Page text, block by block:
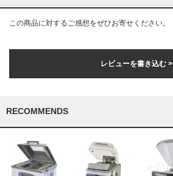
この商品に対するご感想をぜひお寄せください。
レビューを書き込む >
RECOMMENDS